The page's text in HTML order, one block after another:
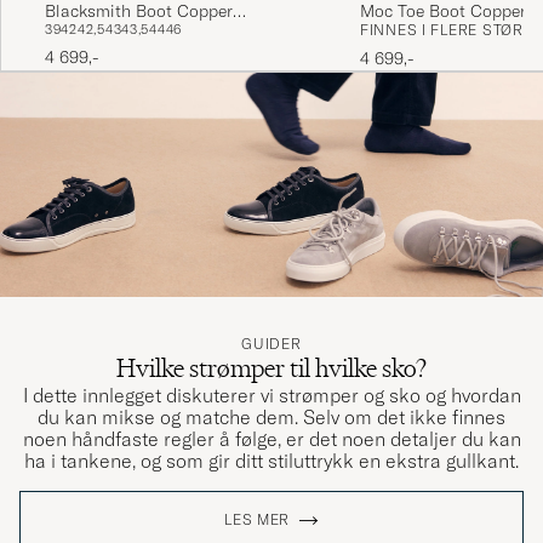
Blacksmith Boot Copper
Rough/Though Leather
394242,54343,54446
4 699,-
Moc Toe Boot Copper
Rough/Though Leather
FINNES I FLERE
4 699,-
GUIDER
Hvilke strømper til hvilke sko?
I dette innlegget diskuterer vi strømper og sko og hvordan
du kan mikse og matche dem. Selv om det ikke finnes
noen håndfaste regler å følge, er det noen detaljer du kan
ha i tankene, og som gir ditt stiluttrykk en ekstra gullkant.
LES MER